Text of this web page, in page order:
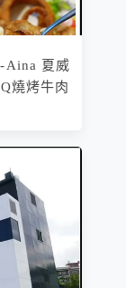
Aina 夏威
燒烤牛肉